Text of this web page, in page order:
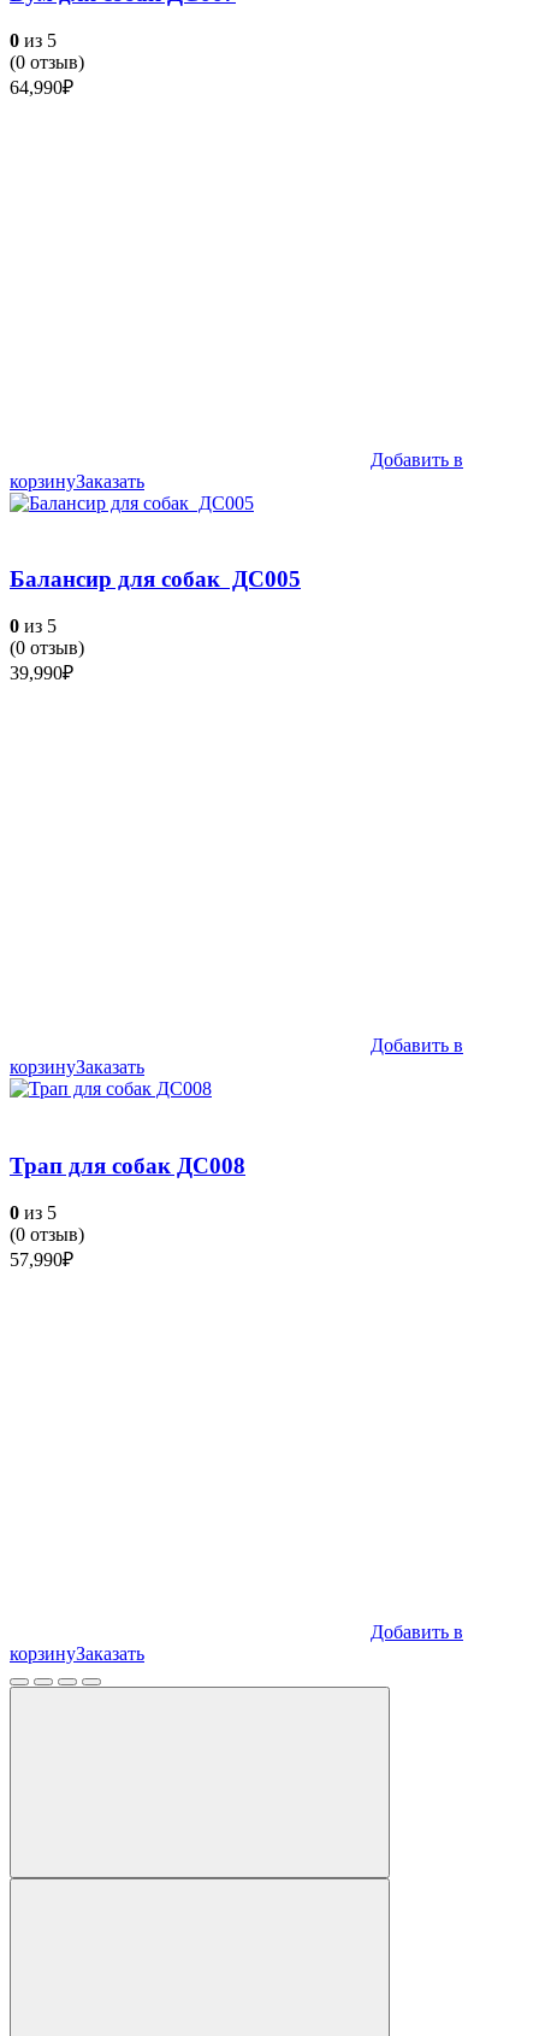
0 из 5
(0 отзыв)
64,990₽
Добавить в
корзинуЗаказать
Балансир для собак ДС005
0 из 5
(0 отзыв)
39,990₽
Добавить в
корзинуЗаказать
Трап для собак ДС008
0 из 5
(0 отзыв)
57,990₽
Добавить в
корзинуЗаказать